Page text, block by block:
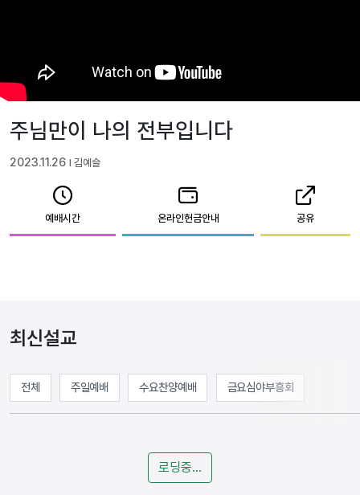
주님만이 나의 전부입니다
2023.11.26 l 김예슬
예배시간 온라인헌금안내 공유
최신설교
전체 주일예배 수요찬양예배 금요심야부흥회
로딩중...